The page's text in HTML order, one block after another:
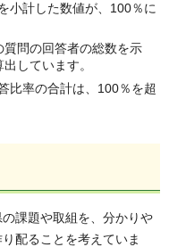
小計した数値が、100％に
問の回答者の総数を示
しています。
比率の合計は、100％を超
課題や取組を、分かりや
配ることを考えていま